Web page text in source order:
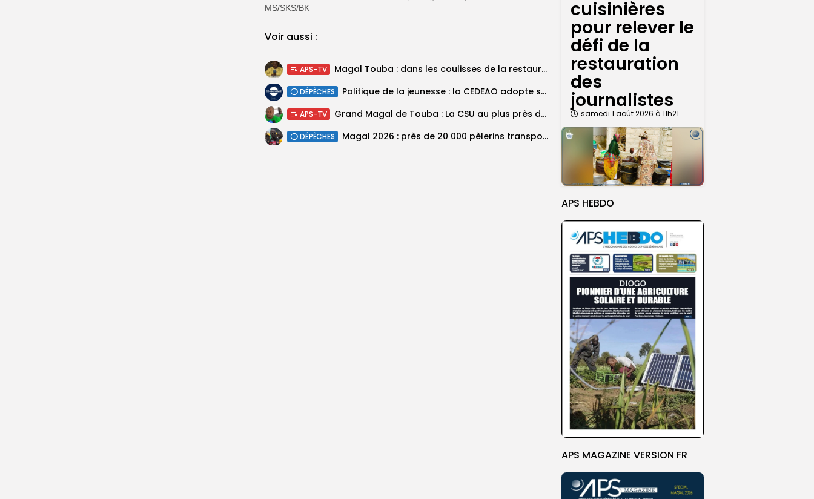
cuisinières
pour relever le
défi de la
restauration
des
journalistes
samedi 1 août 2026 à 11h21
APS HEBDO
APS MAGAZINE VERSION FR
‎MS/SKS/BK
Voir aussi :
APS-TV Magal Touba : dans les coulisses de la restauration de la presse...
DÉPÊCHES Politique de la jeunesse : la CEDEAO adopte son plan d’actions stratégiques...
APS-TV Grand Magal de Touba : La CSU au plus près des pèlerins
DÉPÊCHES Magal 2026 : près de 20 000 pèlerins transportés vers Touba en...